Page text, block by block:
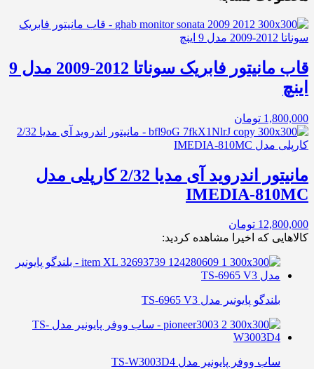
قاب مانیتور فابریک سوناتا 2012-2009 مدل 9
اینچ
1,800,000 تومان
مانیتور اندروید آی مدیا 2/32 کارپلی مدل
IMEDIA-810MC
12,800,000 تومان
کالاهایی که اخیرا مشاهده کردید:
بلندگو پایونیر مدل TS-6965 V3
ساب ووفر پایونیر مدل TS-W3003D4